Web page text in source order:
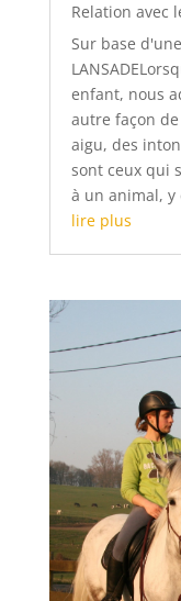
Relation avec
Sur base
enfant, nous
autre façon
aigu, des
sont ceux qui
à un animal, y
lire plus